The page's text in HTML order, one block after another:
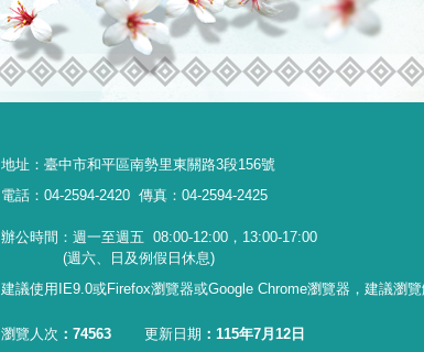
地址： 臺中市和平區南勢里東關路3段156號
電話：04-2594-2420 傳真：04-2594-2425
辦公時間：週一至週五 08:00-12:00，13:00-17:00
(週六、日及例假日休息)
建議使用IE9.0或Firefox瀏覽器或Google Chrome瀏覽器，建議瀏
瀏覽人次 74563 更新日期 115年7月12日